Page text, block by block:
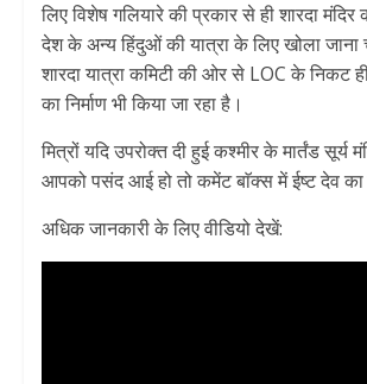
लिए विशेष गलियारे की प्रकार से ही शारदा मंदिर
देश के अन्य हिंदुओं की यात्रा के लिए खोला जाना
शारदा यात्रा कमिटी की ओर से LOC के निकट
का निर्माण भी किया जा रहा है।
मित्रों यदि उपरोक्त दी हुई कश्मीर के मार्तंड सूर्य
आपको पसंद आई हो तो कमेंट बाॅक्स में ईष्ट देव
अधिक जानकारी के लिए वीडियो देखें: